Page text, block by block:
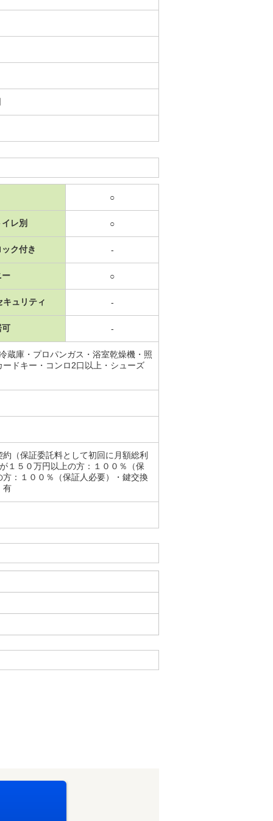
○
レ別 ○
ク付き -
ー ○
キュリティ -
可 -
蔵庫・プロパンガス・浴室乾燥機・照
ドキー・コンロ2口以上・シューズ
（保証委託料として初回に月額総利
１５０万円以上の方：１００％（保
：１００％（保証人必要）・鍵交換
有